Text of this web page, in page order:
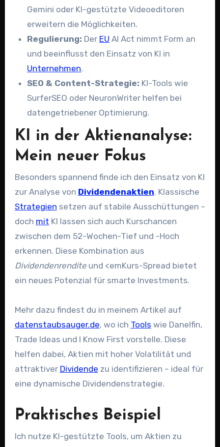
Gemini oder KI-gestützte Videoeditoren
erweitern die Möglichkeiten.
Regulierung: Der EU AI Act nimmt Form an
und beeinflusst den Einsatz von KI in
Unternehmen.
SEO & Content-Strategie: KI-Tools wie
SurferSEO oder NeuronWriter helfen bei
datengetriebener Optimierung.
KI in der Aktienanalyse:
Mein neuer Fokus
Besonders spannend finde ich den Einsatz von KI
zur Analyse von Dividendenaktien. Klassische
Strategien setzen auf stabile Ausschüttungen –
doch mit KI lassen sich auch Kurschancen
zwischen dem 52-Wochen-Tief und -Hoch
erkennen. Diese Kombination aus
Dividendenrenditeund <emKurs-Spread bietet
ein neues Potenzial für smarte Investments.
Mehr dazu findest du in meinem Artikel auf
datenstaubsauger.de, wo ich Tools wie Danelfin,
Trade Ideas und I Know First vorstelle. Diese
helfen dabei, Aktien mit hoher Volatilität und
attraktiver Dividende zu identifizieren – ideal für
eine dynamische Dividendenstrategie.
Praktisches Beispiel
Ich nutze KI-gestützte Tools, um Aktien zu